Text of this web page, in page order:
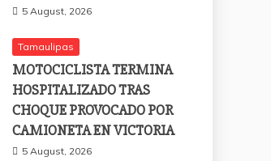
5 August, 2026
Tamaulipas
MOTOCICLISTA TERMINA
HOSPITALIZADO TRAS
CHOQUE PROVOCADO POR
CAMIONETA EN VICTORIA
5 August, 2026